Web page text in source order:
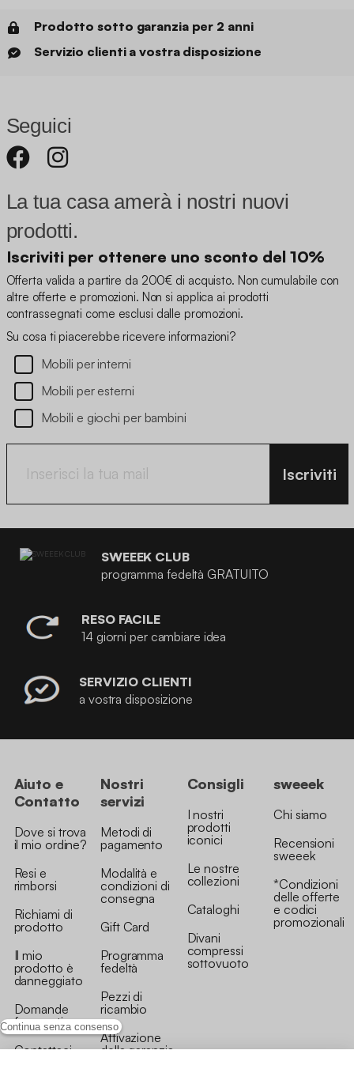
Continua senza consenso
Prodotto sotto garanzia per 2 anni
Servizio clienti a vostra disposizione
Seguici
La tua casa amerà i nostri nuovi
prodotti.
Iscriviti per ottenere uno sconto del 10%
Offerta valida a partire da 200€ di acquisto. Non cumulabile con
altre offerte e promozioni. Non si applica ai prodotti
contrassegnati come esclusi dalle promozioni.
Su cosa ti piacerebbe ricevere informazioni?
Mobili per interni
Mobili per esterni
Mobili e giochi per bambini
Iscriviti
SWEEEK CLUB
programma fedeltà GRATUITO
RESO FACILE
14 giorni per cambiare idea
SERVIZIO CLIENTI
a vostra disposizione
Aiuto e
Contatto
Dove si trova
il mio ordine?
Resi e
rimborsi
Richiami di
prodotto
Il mio
prodotto è
danneggiato
Domande
frequenti
Contattaci
Nostri
servizi
Metodi di
pagamento
Modalità e
condizioni di
consegna
Gift Card
Programma
fedeltà
Pezzi di
ricambio
Attivazione
della garanzia
Consigli
I nostri
prodotti
iconici
Le nostre
collezioni
Cataloghi
Divani
compressi
sottovuoto
sweeek
Chi siamo
Recensioni
sweeek
*Condizioni
delle offerte
e codici
promozionali